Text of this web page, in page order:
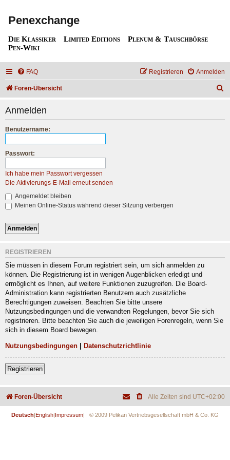
Penexchange
Die Klassiker Limited Editions
Plenum & Tauschbörse
Pen-Wiki
FAQ Anmelden
Registrieren
Foren-Übersicht
Anmelden
Benutzername:
Passwort:
Ich habe mein Passwort vergessen
Die Aktivierungs-E-Mail erneut senden
Angemeldet bleiben
Meinen Online-Status während dieser Sitzung verbergen
REGISTRIEREN
Sie müssen in diesem Forum registriert sein, um sich anmelden zu
können. Die Registrierung ist in wenigen Augenblicken erledigt und
ermöglicht es Ihnen, auf weitere Funktionen zuzugreifen. Die Board-
Administration kann registrierten Benutzern auch zusätzliche
Berechtigungen zuweisen. Beachten Sie bitte unsere
Nutzungsbedingungen und die verwandten Regelungen, bevor Sie sich
registrieren. Bitte beachten Sie auch die jeweiligen Forenregeln, wenn Sie
sich in diesem Board bewegen.
Nutzungsbedingungen Datenschutzrichtlinie
Registrieren
Foren-Übersicht Alle Zeiten sind UTC+02:00
Deutsch English Impressum | © 2009 Pelikan Vertriebsgesellschaft mbH & Co. KG